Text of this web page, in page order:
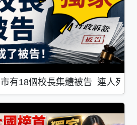
有18個校長集體被告 連人死了